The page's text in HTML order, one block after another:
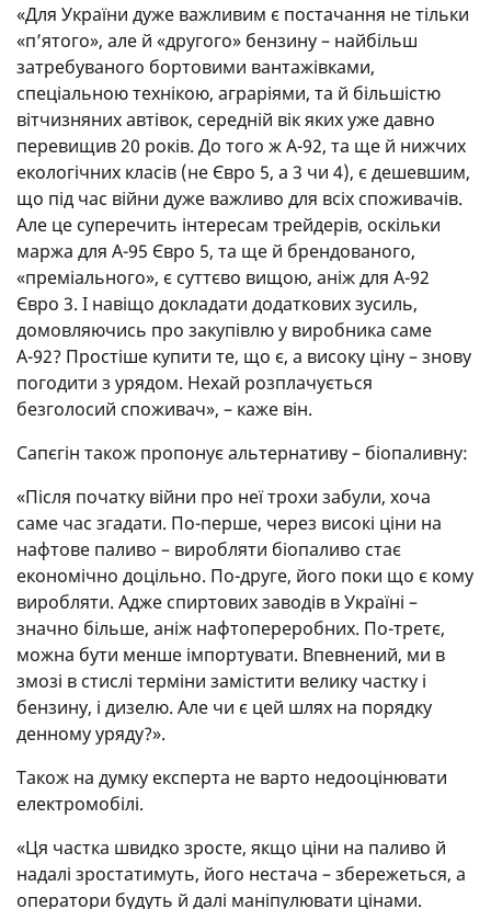
«Для України дуже важливим є постачання не тільки
«п’ятого», але й «другого» бензину – найбільш
затребуваного бортовими вантажівками,
спеціальною технікою, аграріями, та й більшістю
вітчизняних автівок, середній вік яких уже давно
перевищив 20 років. До того ж А-92, та ще й нижчих
екологічних класів (не Євро 5, а 3 чи 4), є дешевшим,
що під час війни дуже важливо для всіх споживачів.
Але це суперечить інтересам трейдерів, оскільки
маржа для А-95 Євро 5, та ще й брендованого,
«преміального», є суттєво вищою, аніж для А-92
Євро 3. І навіщо докладати додаткових зусиль,
домовляючись про закупівлю у виробника саме
А-92? Простіше купити те, що є, а високу ціну – знову
погодити з урядом. Нехай розплачується
безголосий споживач», – каже він.
Сапєгін також пропонує альтернативу – біопаливну:
«Після початку війни про неї трохи забули, хоча
саме час згадати. По-перше, через високі ціни на
нафтове паливо – виробляти біопаливо стає
економічно доцільно. По-друге, його поки що є кому
виробляти. Адже спиртових заводів в Україні –
значно більше, аніж нафтопереробних. По-третє,
можна бути менше імпортувати. Впевнений, ми в
змозі в стислі терміни замістити велику частку і
бензину, і дизелю. Але чи є цей шлях на порядку
денному уряду?».
Також на думку експерта не варто недооцінювати
електромобілі.
«Ця частка швидко зросте, якщо ціни на паливо й
надалі зростатимуть, його нестача – збережеться, а
оператори будуть й далі маніпулювати цінами.